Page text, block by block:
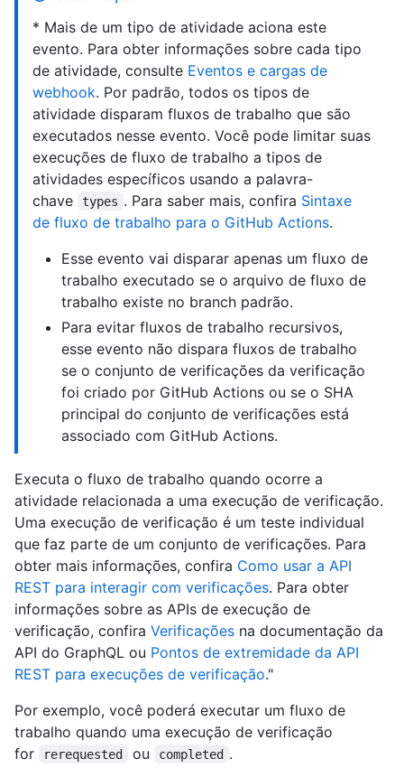
* Mais de um tipo de atividade aciona este
evento. Para obter informações sobre cada tipo
de atividade, consulte Eventos e cargas de
webhook. Por padrão, todos os tipos de
atividade disparam fluxos de trabalho que são
executados nesse evento. Você pode limitar suas
execuções de fluxo de trabalho a tipos de
atividades específicos usando a palavra-
chave
types . Para saber mais, confira Sintaxe
de fluxo de trabalho para o GitHub Actions.
Esse evento vai disparar apenas um fluxo de
trabalho executado se o arquivo de fluxo de
trabalho existe no branch padrão.
Para evitar fluxos de trabalho recursivos,
esse evento não dispara fluxos de trabalho
se o conjunto de verificações da verificação
foi criado por GitHub Actions ou se o SHA
principal do conjunto de verificações está
associado com GitHub Actions.
Executa o fluxo de trabalho quando ocorre a
atividade relacionada a uma execução de verificação.
Uma execução de verificação é um teste individual
que faz parte de um conjunto de verificações. Para
obter mais informações, confira Como usar a API
REST para interagir com verificações. Para obter
informações sobre as APIs de execução de
verificação, confira Verificações na documentação da
API do GraphQL ou Pontos de extremidade da API
REST para execuções de verificação."
Por exemplo, você poderá executar um fluxo de
trabalho quando uma execução de verificação
for
rerequested ou completed .